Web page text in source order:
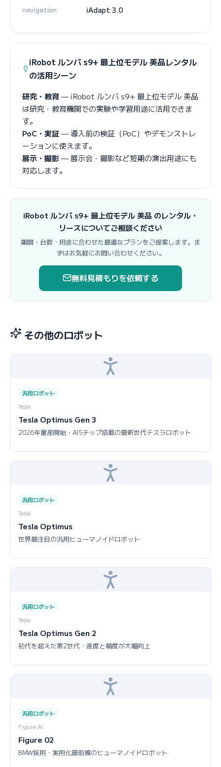
navigation iAdapt 3.0
iRobot ルンバ s9+ 最上位モデル 美品レンタル
の活用シーン
研究・教育— iRobot ルンバ s9+ 最上位モデル 美品
は研究・教育機関での実験や学習用途に活用できま
す。
PoC・実証— 導入前の検証（PoC）やデモンストレ
ーションに使えます。
展示・撮影— 展示会・撮影など短期の演出用途にも
対応します。
iRobot ルンバ s9+ 最上位モデル 美品 のレンタル・
リースについてご相談ください
期間・台数・用途に合わせた最適なプランをご提案します。ま
ずはお気軽にお問い合わせください。
無料見積もりを依頼する
その他のロボット
汎用ロボット
Tesla
Tesla Optimus Gen 3
2026年量産開始・AI5チップ搭載の最新世代テスラロボット
汎用ロボット
Tesla
Tesla Optimus
世界最注目の汎用ヒューマノイドロボット
汎用ロボット
Tesla
Tesla Optimus Gen 2
初代を超えた第2世代・速度と精度が大幅向上
汎用ロボット
Figure AI
Figure 02
BMW採用・実用化最前線のヒューマノイドロボット